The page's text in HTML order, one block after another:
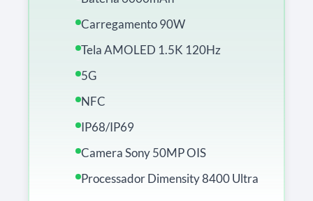
Carregamento 90W
Tela AMOLED 1.5K 120Hz
5G
NFC
IP68/IP69
Camera Sony 50MP OIS
Processador Dimensity 8400 Ultra